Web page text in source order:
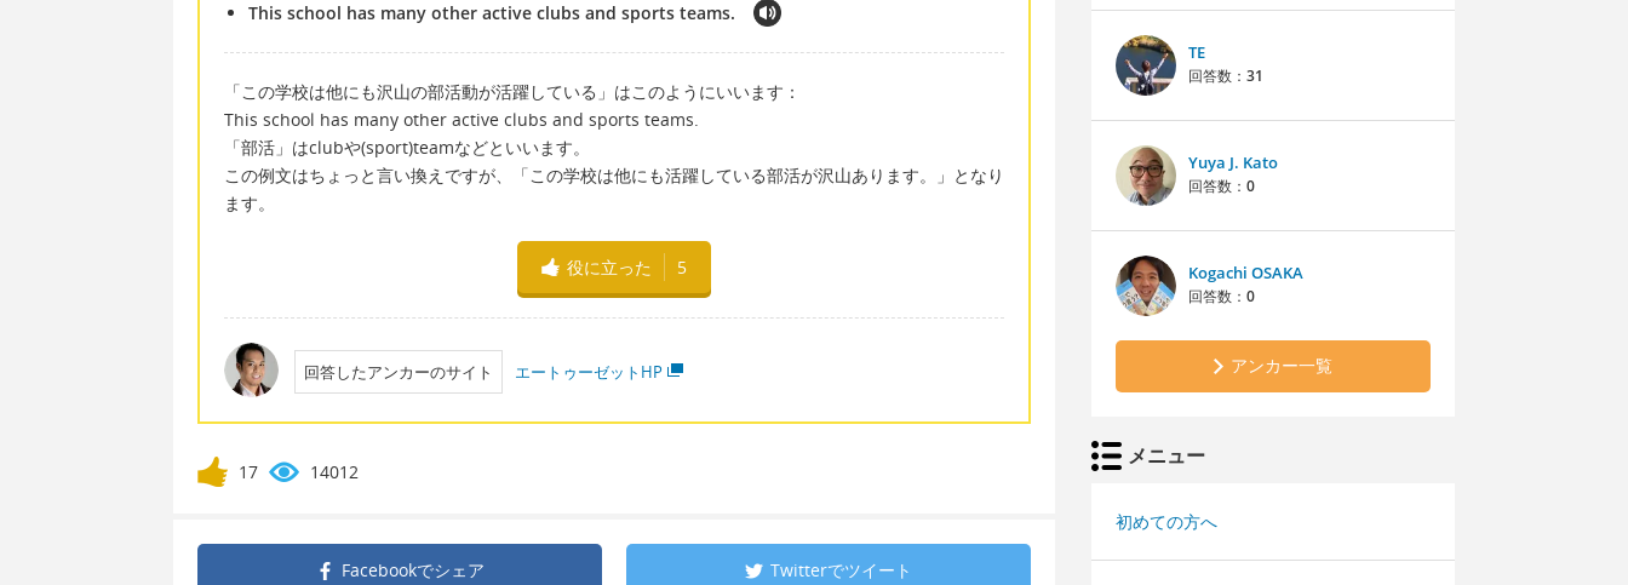
This school has many other active clubs and sports teams.
「この学校は他にも沢山の部活動が活躍している」はこのようにいいます：
This school has many other active clubs and sports teams.
「部活」はclubや(sport)teamなどといいます。
この例文はちょっと言い換えですが、「この学校は他にも活躍している部活が沢山あります。」となり
ます。
役に立った 5
回答したアンカーのサイト エートゥーゼットHP
17 14012
Facebookでシェア Twitterでツイート
TE
回答数： 31
Yuya J. Kato
回答数： 0
Kogachi OSAKA
回答数： 0
アンカー一覧
メニュー
初めての方へ